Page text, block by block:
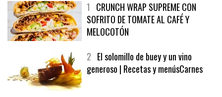
1 CRUNCH WRAP SUPREME CON
SOFRITO DE TOMATE AL CAFÉ Y
MELOCOTÓN
2 El solomillo de buey y un vino
generoso | Recetas y menúsCarnes